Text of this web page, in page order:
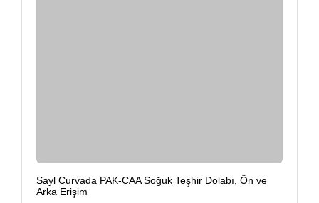
Sayl Curvada PAK-CAA Soğuk Teşhir Dolabı, Ön ve
Arka Erişim